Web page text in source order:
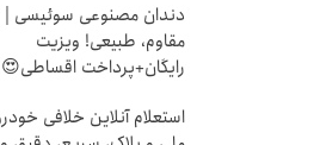
دندان مصنوعی سوئیسی
مقاوم، طبیعی! ویزیت
رایگان+پرداخت اقساطی😍
استعلام آنلاین خلافی